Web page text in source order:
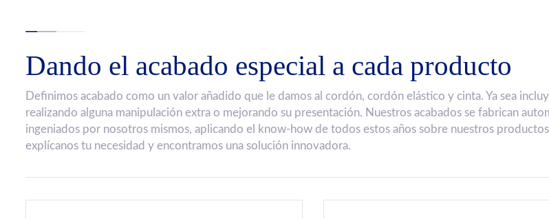
Dando el acabado especial a cada producto
Definimos acabado como un valor añadido que le damos al cordón, cordón elástico y cinta. Ya sea
realizando alguna manipulación extra o mejorando su presentación. Nuestros acabados se fabrican
ingeniados por nosotros mismos, aplicando el know-how de todos estos años sobre nuestros
explícanos tu necesidad y encontramos una solución innovadora.